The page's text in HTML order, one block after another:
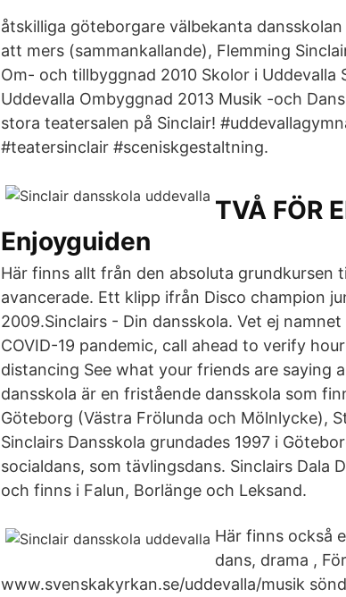
åtskilliga göteborgare välbekanta
att mers (sammankallande), Flemming
Om- och tillbyggnad 2010 Skolor i
Uddevalla Ombyggnad 2013 Musik -och
stora teatersalen på Sinclair!
#teatersinclair #sceniskgestaltning.
TVÅ FÖR
Enjoyguiden
Här finns allt från den absoluta grundkursen
avancerade. Ett klipp ifrån Disco champion
2009.Sinclairs - Din dansskola. Vet ej
COVID-19 pandemic, call ahead to verify
distancing See what your friends are saying
dansskola är en fristående dansskola som
Göteborg (Västra Frölunda och Mölnlycke),
Sinclairs Dansskola grundades 1997 i
socialdans, som tävlingsdans. Sinclairs Dala
och finns i Falun, Borlänge och Leksand.
Här finns också
dans, drama ,
www.svenskakyrkan.se/uddevalla/musik